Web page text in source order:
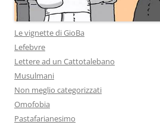
Le vignette di GioBa
Lefebvre
Lettere ad un Cattotalebano
Musulmani
Non meglio categorizzati
Omofobia
Pastafarianesimo